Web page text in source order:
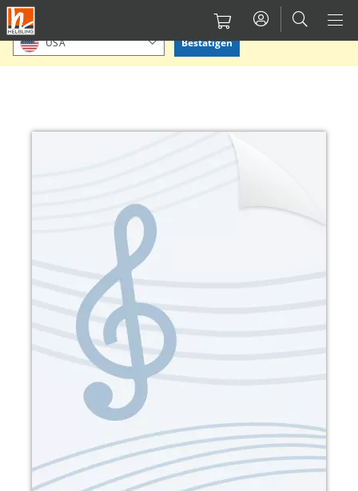
Direkt
zum
Inhalt
Bitte Standort bestätigen oder einen anderen auswählen.
USA Bestätigen